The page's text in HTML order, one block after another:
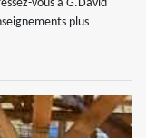
vous à G.David
plus